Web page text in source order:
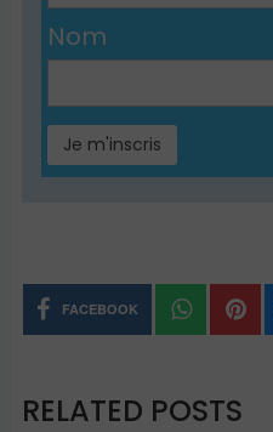
Nom
FACEBOOK
RELATED POSTS